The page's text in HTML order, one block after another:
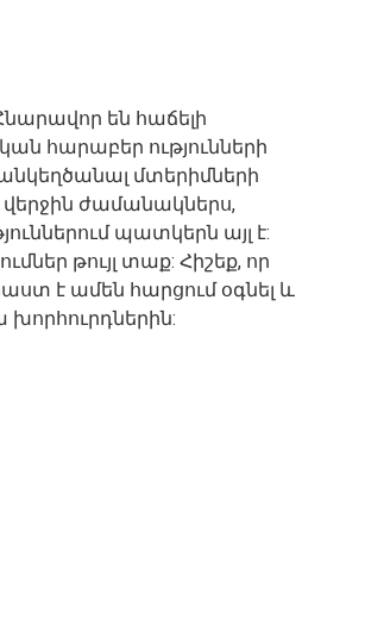
են հաճելի
հարաբեր ությունների
մտերիմների
վերջին ժամանակներս,
պատկերն այլ է:
թույլ տաք: Հիշեք, որ
է ամեն հարցում օգնել և